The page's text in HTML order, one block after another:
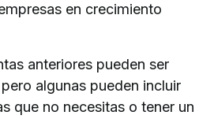
en crecimiento
anteriores pueden ser
algunas pueden incluir
que no necesitas o tener un